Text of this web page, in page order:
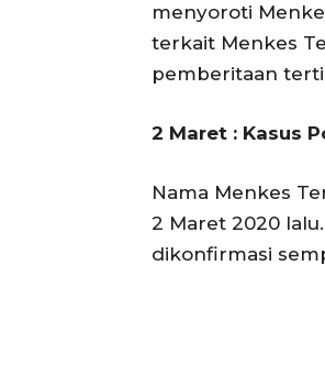
menyoroti
terkait Menkes
pemberitaan
2 Maret : Kasus
Nama Menkes
2 Maret 2020
dikonfirmasi